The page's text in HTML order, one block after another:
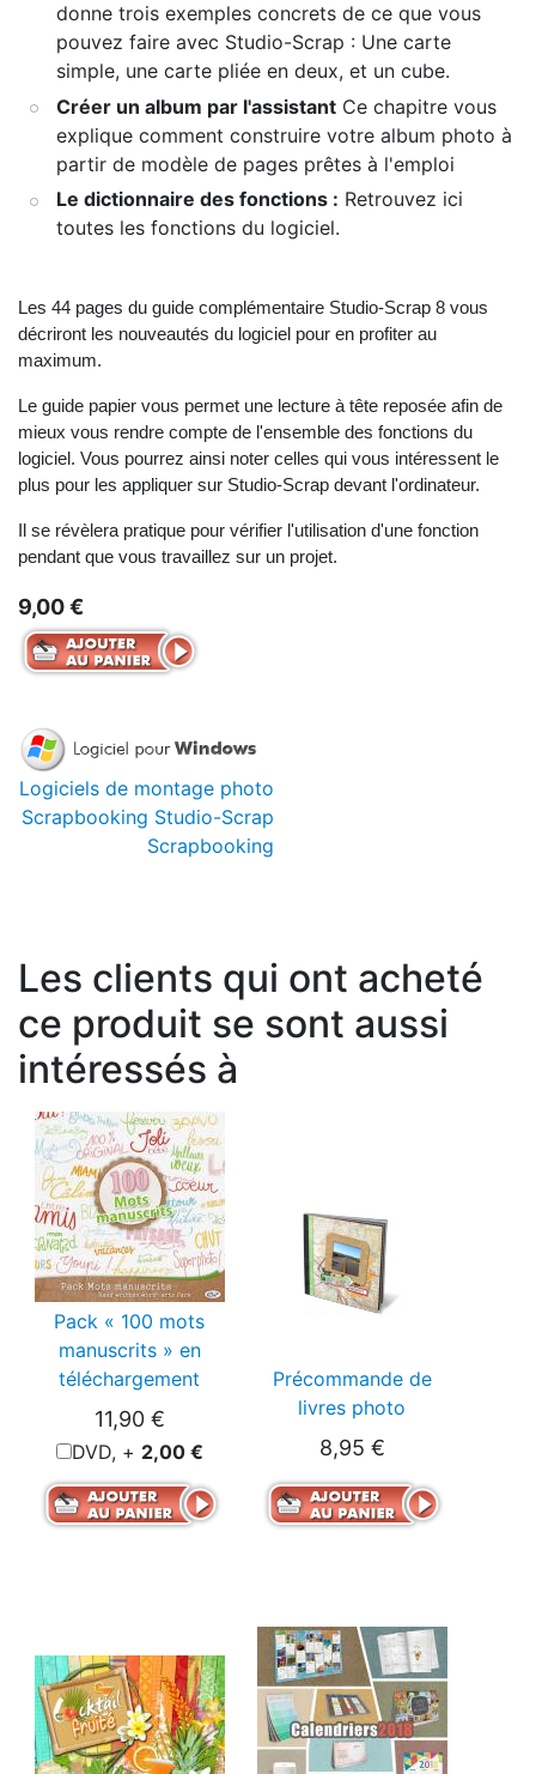
donne trois exemples concrets de ce que vous
pouvez faire avec Studio-Scrap : Une carte
simple, une carte pliée en deux, et un cube.
Créer un album par l'assistant Ce chapitre vous
explique comment construire votre album photo à
partir de modèle de pages prêtes à l'emploi
Le dictionnaire des fonctions : Retrouvez ici
toutes les fonctions du logiciel.
Les 44 pages du guide complémentaire Studio-Scrap 8 vous
décriront les nouveautés du logiciel pour en profiter au
maximum.
Le guide papier vous permet une lecture à tête reposée afin de
mieux vous rendre compte de l'ensemble des fonctions du
logiciel. Vous pourrez ainsi noter celles qui vous intéressent le
plus pour les appliquer sur Studio-Scrap devant l'ordinateur.
Il se révèlera pratique pour vérifier l'utilisation d'une fonction
pendant que vous travaillez sur un projet.
9,00 €
Logiciels de montage photo
Scrapbooking Studio-Scrap
Scrapbooking
Les clients qui ont acheté
ce produit se sont aussi
intéressés à
Pack « 100 mots
manuscrits » en
téléchargement
11,90 €
DVD, + 2,00 €
Précommande de
livres photo
8,95 €